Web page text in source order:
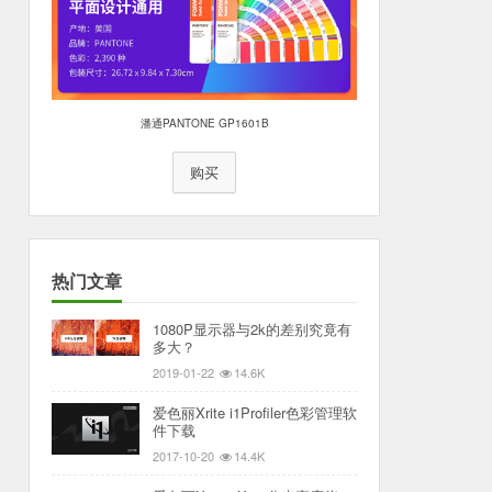
潘通PANTONE GP1601B
购买
热门文章
1080P显示器与2k的差别究竟有
多大？
2019-01-22 14.6K
爱色丽Xrite i1Profiler色彩管理软
件下载
2017-10-20 14.4K